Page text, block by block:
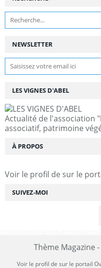
NEWSLETTER
SUIVEZ-MOI
LES VIGNES D'ABEL
Actualité de l'association
associatif, patrimoine
À PROPOS
Voir le profil de sur le
Thème Magazine
Voir le profil de sur le portail